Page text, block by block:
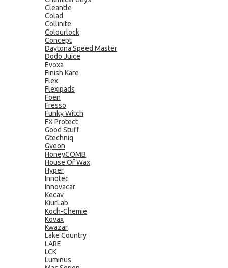
Cleantle
Colad
Collinite
Colourlock
Concept
Daytona Speed Master
Dodo Juice
Evoxa
Finish Kare
Flex
Flexipads
Foen
Fresso
Funky Witch
FX Protect
Good Stuff
Gtechniq
Gyeon
HoneyCOMB
House Of Wax
Hyper
Innotec
Innovacar
Kecav
KiurLab
Koch-Chemie
Kovax
Kwazar
Lake Country
LARE
LCK
Luminus